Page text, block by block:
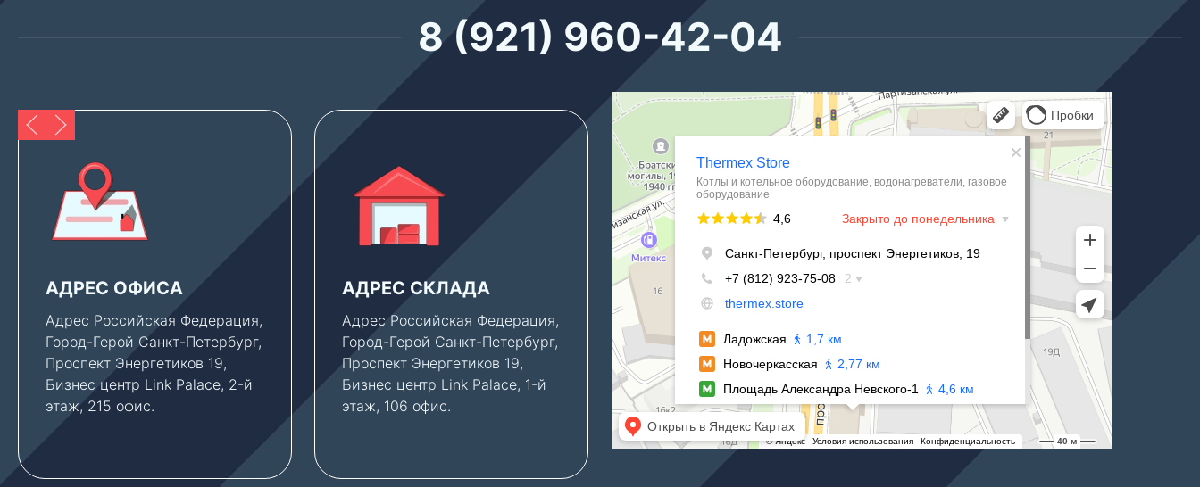
8 (921) 960-42-04
АДРЕС ОФИСА
Адрес Российская Федерация,
Город-Герой Санкт-Петербург,
Проспект Энергетиков 19,
Бизнес центр Link Palace, 2-й
этаж, 215 офис.
АДРЕС СКЛАДА
Адрес Российская Федерация,
Город-Герой Санкт-Петербург,
Проспект Энергетиков 19,
Бизнес центр Link Palace, 1-й
этаж, 106 офис.
ПАРКОВКА
Клиентам, которым нужна
консультация по новым
объектам, мы можем
предоставить парковочное
место во дворе бизнес центра
— бесплатно.
Thermex Store
Котлы и котельное оборудование в Санкт‑Петербурге
Водонагреватели в Санкт‑Петербурге